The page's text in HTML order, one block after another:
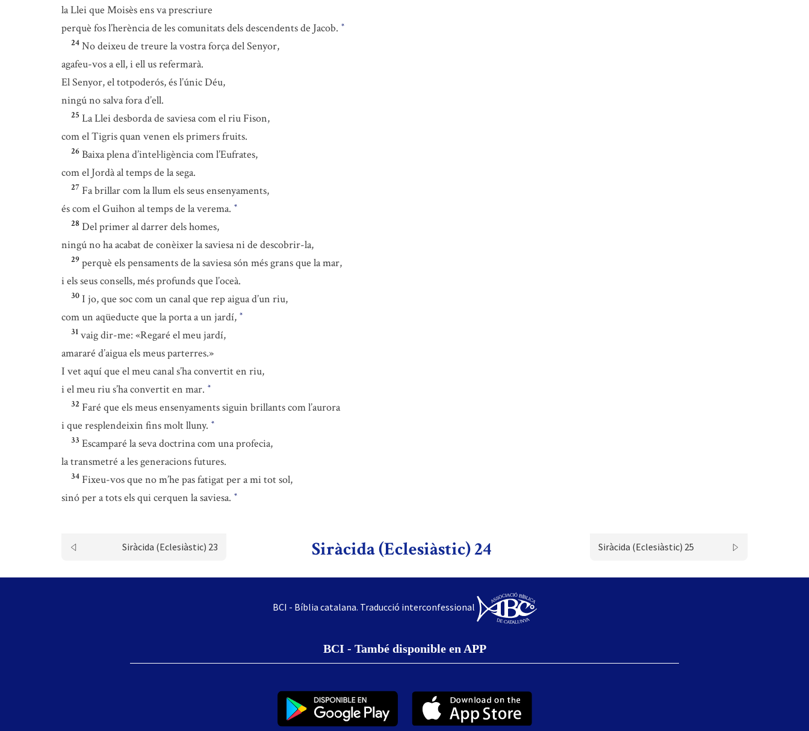
la Llei que Moisès ens va prescriure
perquè fos l’herència de les comunitats dels descendents de Jacob. *
24 No deixeu de treure la vostra força del Senyor,
agafeu-vos a ell, i ell us refermarà.
El Senyor, el totpoderós, és l’únic Déu,
ningú no salva fora d’ell.
25 La Llei desborda de saviesa com el riu Fison,
com el Tigris quan venen els primers fruits.
26 Baixa plena d’intel·ligència com l’Eufrates,
com el Jordà al temps de la sega.
27 Fa brillar com la llum els seus ensenyaments,
és com el Guihon al temps de la verema. *
28 Del primer al darrer dels homes,
ningú no ha acabat de conèixer la saviesa ni de descobrir-la,
29 perquè els pensaments de la saviesa són més grans que la mar,
i els seus consells, més profunds que l’oceà.
30 I jo, que soc com un canal que rep aigua d’un riu,
com un aqüeducte que la porta a un jardí, *
31 vaig dir-me: «Regaré el meu jardí,
amararé d’aigua els meus parterres.»
I vet aquí que el meu canal s’ha convertit en riu,
i el meu riu s’ha convertit en mar. *
32 Faré que els meus ensenyaments siguin brillants com l’aurora
i que resplendeixin fins molt lluny. *
33 Escamparé la seva doctrina com una profecia,
la transmetré a les generacions futures.
34 Fixeu-vos que no m’he pas fatigat per a mi tot sol,
sinó per a tots els qui cerquen la saviesa. *
Siràcida (Eclesiàstic) 23 Siràcida (Eclesiàstic) 24 Siràcida (Eclesiàstic) 25
BCI - Bíblia catalana. Traducció interconfessional
BCI - També disponible en APP